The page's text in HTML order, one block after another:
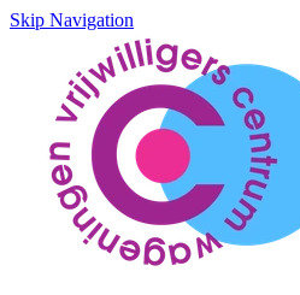
Skip Navigation